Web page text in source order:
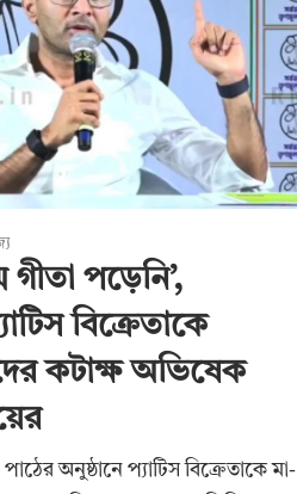
গীতা পড়েনি’,
বিক্রেতাকে
কটাক্ষ অভিষেক
পাঠের অনুষ্ঠানে প্যাটিস বিক্রেতাকে মা-